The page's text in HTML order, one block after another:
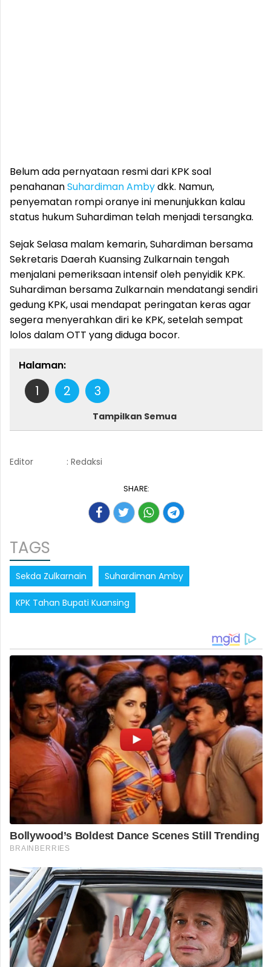
Belum ada pernyataan resmi dari KPK soal
penahananSuhardiman Ambydkk. Namun,
penyematan rompi oranye ini menunjukkan kalau
status hukum Suhardiman telah menjadi tersangka.
Sejak Selasa malam kemarin, Suhardiman bersama
Sekretaris Daerah Kuansing Zulkarnain tengah
menjalani pemeriksaan intensif oleh penyidik KPK.
Suhardiman bersama Zulkarnain mendatangi sendiri
gedung KPK, usai mendapat peringatan keras agar
segera menyerahkan diri ke KPK, setelah sempat
lolos dalam OTT yang diduga bocor.
Halaman:
1 2 3
Tampilkan Semua
Editor : Redaksi
SHARE:
TAGS
Sekda Zulkarnain Suhardiman Amby
KPK Tahan Bupati Kuansing